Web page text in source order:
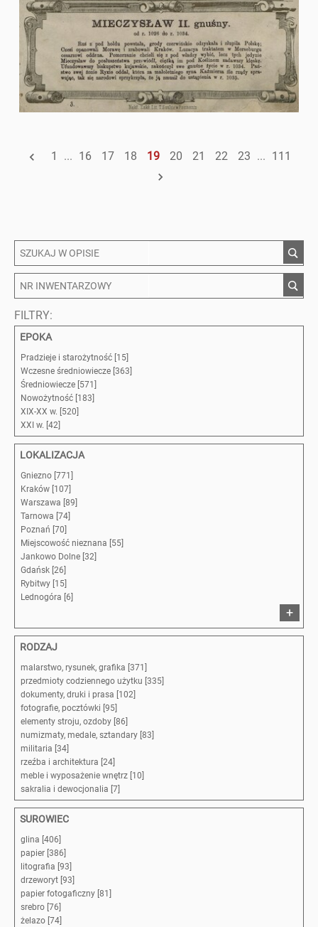
1 ... 16 17 18 19 20 21 22 23 ... 111
FILTRY:
EPOKA
Pradzieje i starożytność [15]
Wczesne średniowiecze [363]
Średniowiecze [571]
Nowożytność [183]
XIX-XX w. [520]
XXI w. [42]
LOKALIZACJA
Gniezno [771]
Kraków [107]
Warszawa [89]
Tarnowa [74]
Poznań [70]
Miejscowość nieznana [55]
Jankowo Dolne [32]
Gdańsk [26]
Rybitwy [15]
Lednogóra [6]
+
RODZAJ
malarstwo, rysunek, grafika [371]
przedmioty codziennego użytku [335]
dokumenty, druki i prasa [102]
fotografie, pocztówki [95]
elementy stroju, ozdoby [86]
numizmaty, medale, sztandary [83]
militaria [34]
rzeźba i architektura [24]
meble i wyposażenie wnętrz [10]
sakralia i dewocjonalia [7]
SUROWIEC
glina [406]
papier [386]
litografia [93]
drzeworyt [93]
papier fotogaficzny [81]
srebro [76]
żelazo [74]